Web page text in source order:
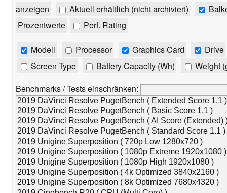
Forum
anzeigen
Aktuell erhältlich (nicht archiviert)
Prozentwerte
Perf. Rating
Modell Processor Graphics Card
Drive
Screen Type
Battery Capacity (Wh)
Weight
Benchmarks / Tests einschränken: